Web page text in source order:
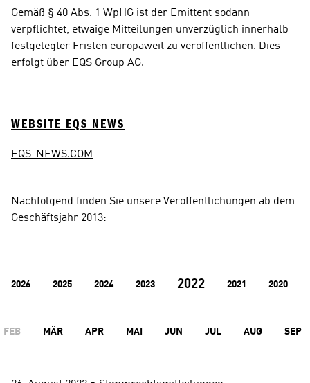
Gemäß § 40 Abs. 1 WpHG ist der Emittent sodann
verpflichtet, etwaige Mitteilungen unverzüglich innerhalb
festgelegter Fristen europaweit zu veröffentlichen. Dies
erfolgt über EQS Group AG.
WEBSITE EQS NEWS
EQS-NEWS.COM
Nachfolgend finden Sie unsere Veröffentlichungen ab dem
Geschäftsjahr 2013:
2026 2025 2024 2023 2022 2021 2020
FEB MÄR APR MAI JUN JUL AUG SEP